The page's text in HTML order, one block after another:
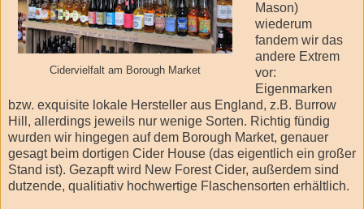
Cidervielfalt am Borough Market
Mason)
wiederum
fandem wir das
andere Extrem
vor:
Eigenmarken
bzw. exquisite lokale Hersteller aus England, z.B. Burrow
Hill, allerdings jeweils nur wenige Sorten. Richtig fündig
wurden wir hingegen auf dem Borough Market, genauer
gesagt beim dortigen Cider House (das eigentlich ein großer
Stand ist). Gezapft wird New Forest Cider, außerdem sind
dutzende, qualitiativ hochwertige Flaschensorten erhältlich.